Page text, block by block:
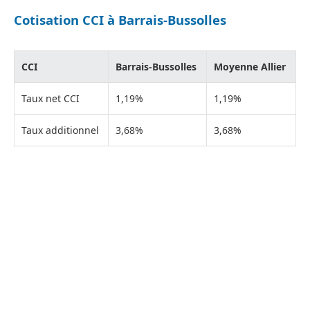
Cotisation CCI à Barrais-Bussolles
CCI Barrais-Bussolles Moyenne Allier
Taux net CCI 1,19% 1,19%
Taux additionnel 3,68% 3,68%